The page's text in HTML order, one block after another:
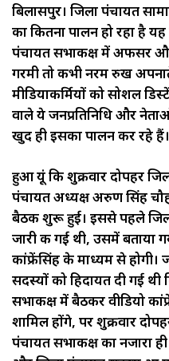
बिलासपुर। जिला पंचायत
का कितना पालन हो रहा है यह
पंचायत सभाकक्ष में अफसर
गरमी तो कभी नरम रुख
मीडियाकर्मियों को सोशल
वाले ये जनप्रतिनिधि और
खुद ही इसका पालन कर रहे हैं।
हुआ यूं कि शुक्रवार दोपहर
पंचायत अध्यक्ष अरुण सिंह
बैठक शुरू हुई। इससे पहले
जारी की गई थी, उसमें बताया
कांफ्रेंसिंह के माध्यम से
सदस्यों को हिदायत दी गई
सभाकक्ष में बैठकर वीडियो
शामिल होंगे, पर शुक्रवार
पंचायत सभाकक्ष का नजारा